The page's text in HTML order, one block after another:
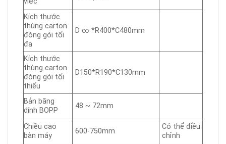
Kích thước
thùng carton
đóng gói tối
đa
D ∞ *R400*C480mm
Kích thước
thùng carton
đóng gói tối
thiểu
D150*R190*C130mm
Bản băng
dính BOPP
48 ~ 72mm
Chiều cao
bàn máy
600-750mm
Có thể điều
chỉnh